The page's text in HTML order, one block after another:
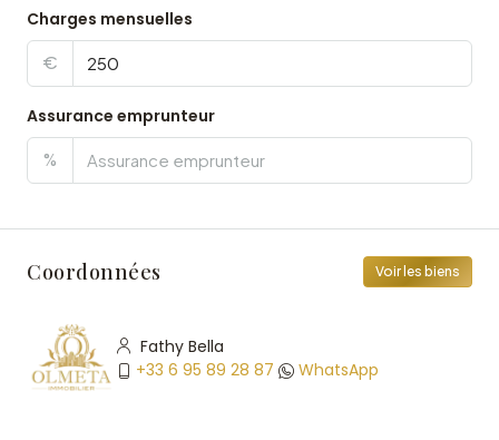
Charges mensuelles
€
Assurance emprunteur
%
Coordonnées Voir les biens
Fathy Bella
+33 6 95 89 28 87
WhatsApp